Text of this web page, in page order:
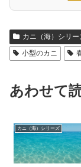
カニ（海）シリー
小型のカニ
あわせて
カニ（海）シリーズ